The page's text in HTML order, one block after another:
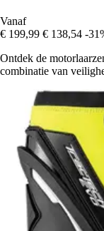
Vanaf
€ 199,99 € 138,54 -
Ontdek de
combinatie van